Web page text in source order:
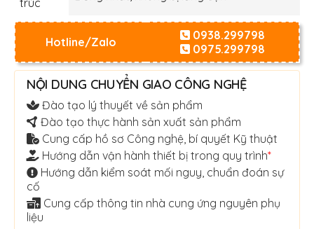
Hotline/Zalo
0938.299798
0975.299798
NỘI DUNG CHUYỂN GIAO CÔNG NGHỆ
Đào tạo lý thuyết về sản phẩm
Đào tạo thực hành sản xuất sản phẩm
Cung cấp hồ sơ Công nghệ, bí quyết Kỹ thuật
Hướng dẫn vận hành thiết bị trong quy trình*
Hướng dẫn kiểm soát mối nguy, chuẩn đoán sự
cố
Cung cấp thông tin nhà cung ứng nguyên phụ
liệu